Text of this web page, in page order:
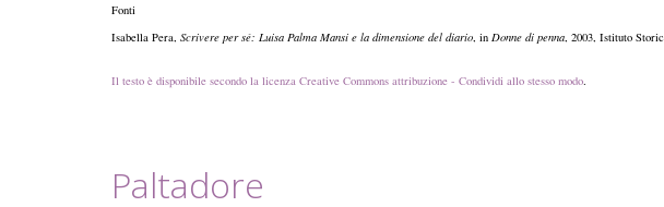
Fonti
Isabella Pera, Scrivere per sé: Luisa Palma Mansi e la dimensione del diario , in Donne di penna , 2003, Istituto
Il testo è disponibile secondo la licenza Creative Commons attribuzione - Condividi allo stesso modo
Paltadore